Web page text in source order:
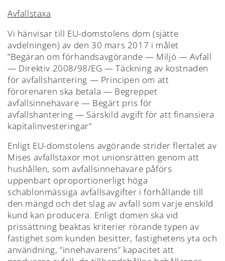
Avfallstaxa
Vi hänvisar till EU-domstolens dom (sjätte
avdelningen) av den 30 mars 2017 i målet
”Begäran om förhandsavgörande — Miljö — Avfall
— Direktiv 2008/98/EG — Täckning av kostnaden
för avfallshantering — Principen om att
förorenaren ska betala — Begreppet
avfallsinnehavare — Begärt pris för
avfallshantering — Särskild avgift för att finansiera
kapitalinvesteringar”
Enligt EU-domstolens avgörande strider flertalet av
Mises avfallstaxor mot unionsrätten genom att
hushållen, som avfallsinnehavare påförs
uppenbart oproportionerligt höga
schablonmässiga avfallsavgifter i förhållande till
den mängd och det slag av avfall som varje enskild
kund kan producera. Enligt domen ska vid
prissättning beaktas kriterier rörande typen av
fastighet som kunden besitter, fastighetens yta och
användning, ”innehavarens” kapacitet att